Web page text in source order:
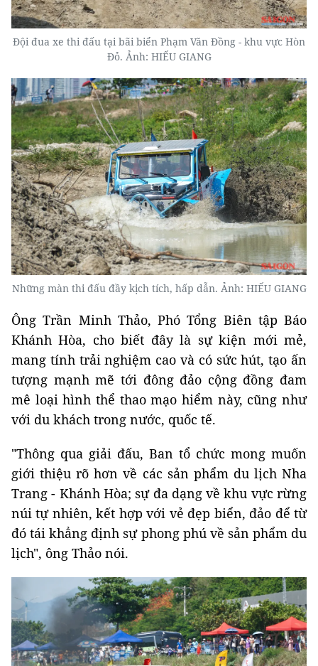
Đội đua xe thi đấu tại bãi biển Phạm Văn Đồng - khu vực Hòn
Đỏ. Ảnh: HIẾU GIANG
Những màn thi đấu đầy kịch tích, hấp dẫn. Ảnh: HIẾU GIANG
Ông Trần Minh Thảo, Phó Tổng Biên tập Báo
Khánh Hòa, cho biết đây là sự kiện mới mẻ,
mang tính trải nghiệm cao và có sức hút, tạo ấn
tượng mạnh mẽ tới đông đảo cộng đồng đam
mê loại hình thể thao mạo hiểm này, cũng như
với du khách trong nước, quốc tế.
"Thông qua giải đấu, Ban tổ chức mong muốn
giới thiệu rõ hơn về các sản phẩm du lịch Nha
Trang - Khánh Hòa; sự đa dạng về khu vực rừng
núi tự nhiên, kết hợp với vẻ đẹp biển, đảo để từ
đó tái khẳng định sự phong phú về sản phẩm du
lịch", ông Thảo nói.